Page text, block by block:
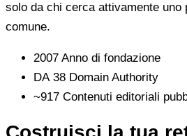
solo da chi cerca attivamente uno
comune.
2007 Anno di fondazione
DA 38 Domain Authority
~917 Contenuti editoriali